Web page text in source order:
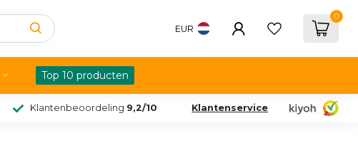
EUR
0
Top 10 producten
Klantenbeoordeling 9,2/10 Klantenservice